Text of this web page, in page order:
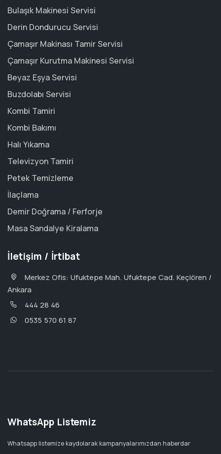
Bulaşık Makinesi Servisi
Derin Dondurucu Servisi
Çamaşır Makinası Tamir Servisi
Çamaşır Kurutma Makinesi Servisi
Beyaz Eşya Servisi
Buzdolabı Servisi
Kombi Tamiri
Kombi Bakımı
Halı Yıkama
Televizyon Tamiri
Petek Temizleme
İlaçlama
Demir Doğrama / Ferforje
Masa Sandalye Kiralama
İletişim / İrtibat
Merkez Ofis: Ufuktepe Mah. Ufuktepe Cad. Keçiören /
Ankara
444 28 46
0535 570 61 87
WhatsApp Listemiz
Whatsapp listemize kaydolarak kampanyalarımızdan haberdar